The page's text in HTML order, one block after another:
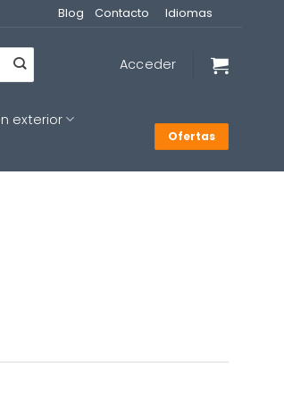
Blog Contacto Idiomas
Acceder
exterior
Ofertas